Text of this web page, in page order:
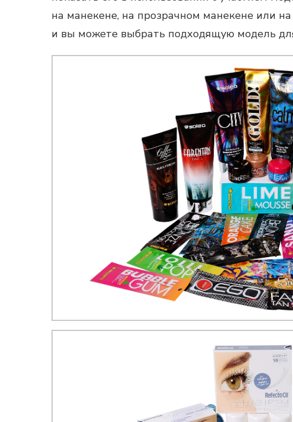
на манекене, на прозрачном манекене или
и вы можете выбрать подходящую модель